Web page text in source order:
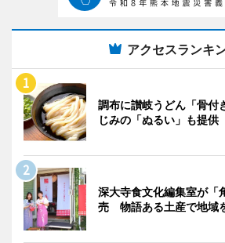
アクセスランキ
調布に讃岐うどん「骨
じみの「ぬるい」も提供
深大寺食文化編集室が「
売 物語ある土産で地域